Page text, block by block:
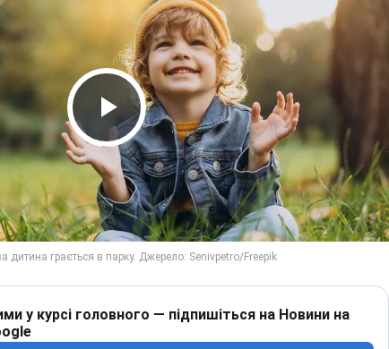
Play Video
у курсі головного — підпишіться на Новини на